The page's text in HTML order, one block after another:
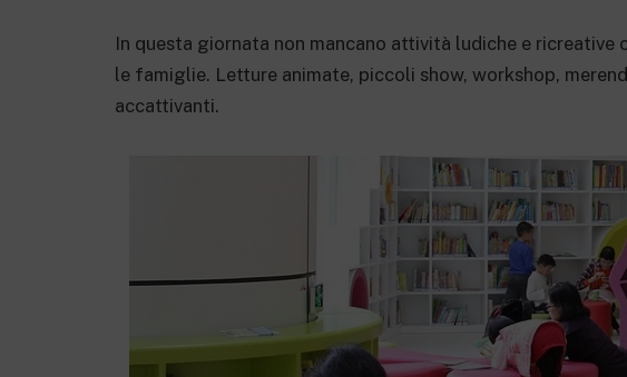
In questa giornata non mancano attività ludiche e ricreative
le famiglie. Letture animate, piccoli show, workshop,
accattivanti.